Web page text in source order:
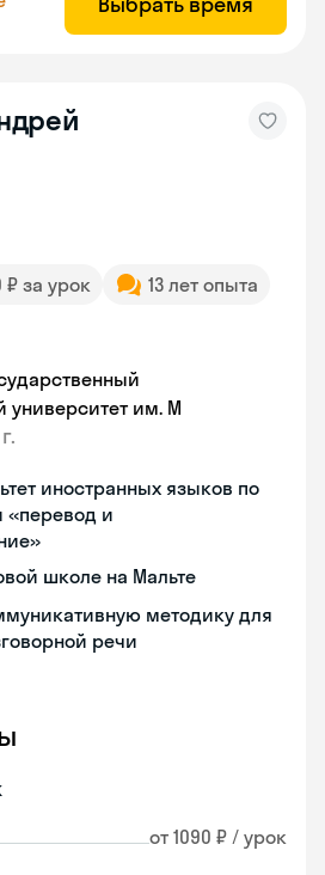
₽ за урок
13 лет опыта
университет им. М
иностранных языков по
«перевод и
школе на Мальте
методику для
речи
от 1090 ₽ / урок